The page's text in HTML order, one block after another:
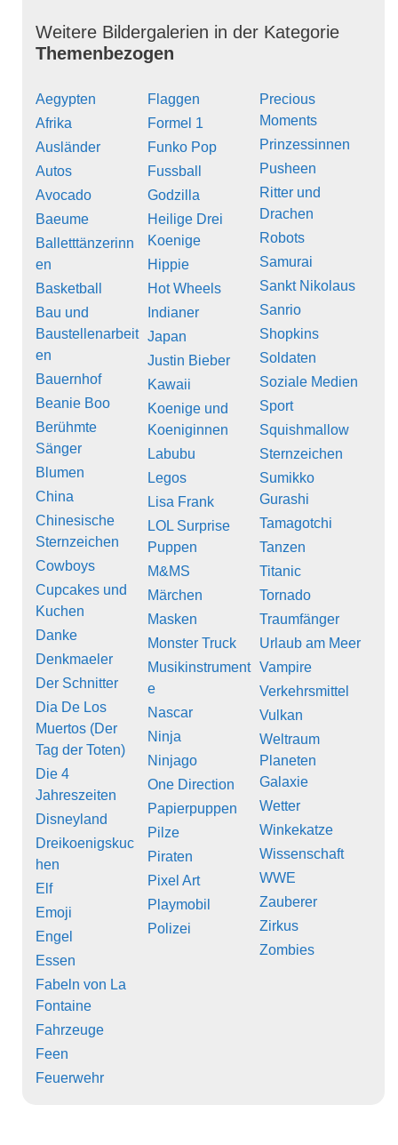
Weitere Bildergalerien in der Kategorie
Themenbezogen
Aegypten
Afrika
Ausländer
Autos
Avocado
Baeume
Balletttänzerinn
en
Basketball
Bau und
Baustellenarbeit
en
Bauernhof
Beanie Boo
Berühmte
Sänger
Blumen
China
Chinesische
Sternzeichen
Cowboys
Cupcakes und
Kuchen
Danke
Denkmaeler
Der Schnitter
Dia De Los
Muertos (Der
Tag der Toten)
Die 4
Jahreszeiten
Disneyland
Dreikoenigskuc
hen
Elf
Emoji
Engel
Essen
Fabeln von La
Fontaine
Fahrzeuge
Feen
Feuerwehr
Flaggen
Formel 1
Funko Pop
Fussball
Godzilla
Heilige Drei
Koenige
Hippie
Hot Wheels
Indianer
Japan
Justin Bieber
Kawaii
Koenige und
Koeniginnen
Labubu
Legos
Lisa Frank
LOL Surprise
Puppen
M&MS
Märchen
Masken
Monster Truck
Musikinstrument
e
Nascar
Ninja
Ninjago
One Direction
Papierpuppen
Pilze
Piraten
Pixel Art
Playmobil
Polizei
Precious
Moments
Prinzessinnen
Pusheen
Ritter und
Drachen
Robots
Samurai
Sankt Nikolaus
Sanrio
Shopkins
Soldaten
Soziale Medien
Sport
Squishmallow
Sternzeichen
Sumikko
Gurashi
Tamagotchi
Tanzen
Titanic
Tornado
Traumfänger
Urlaub am Meer
Vampire
Verkehrsmittel
Vulkan
Weltraum
Planeten
Galaxie
Wetter
Winkekatze
Wissenschaft
WWE
Zauberer
Zirkus
Zombies